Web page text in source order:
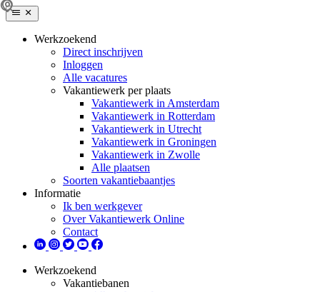
Werkzoekend
Direct inschrijven
Inloggen
Alle vacatures
Vakantiewerk per plaats
Vakantiewerk in Amsterdam
Vakantiewerk in Rotterdam
Vakantiewerk in Utrecht
Vakantiewerk in Groningen
Vakantiewerk in Zwolle
Alle plaatsen
Soorten vakantiebaantjes
Informatie
Ik ben werkgever
Over Vakantiewerk Online
Contact
Werkzoekend
Vakantiebanen